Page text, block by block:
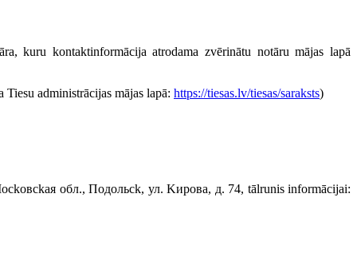
kuru kontaktinformācija atrodama zvērinātu notāru mājas lapā
administrācijas mājas lapā: https://tiesas.lv/tiesas/saraksts)
oбл., Пoдoльck, ул. Kирoвa, д. 74, tālrunis informācijai: